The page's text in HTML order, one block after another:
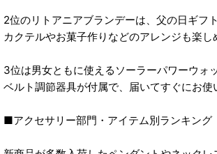
2位のリトアニアブランデーは、父の日ギフ
カクテルやお菓子作りなどのアレンジも楽し
3位は男女ともに使えるソーラーパワーウォ
ベルト調節器具が付属で、届いてすぐにお使
■アクセサリー部門・アイテム別ランキング